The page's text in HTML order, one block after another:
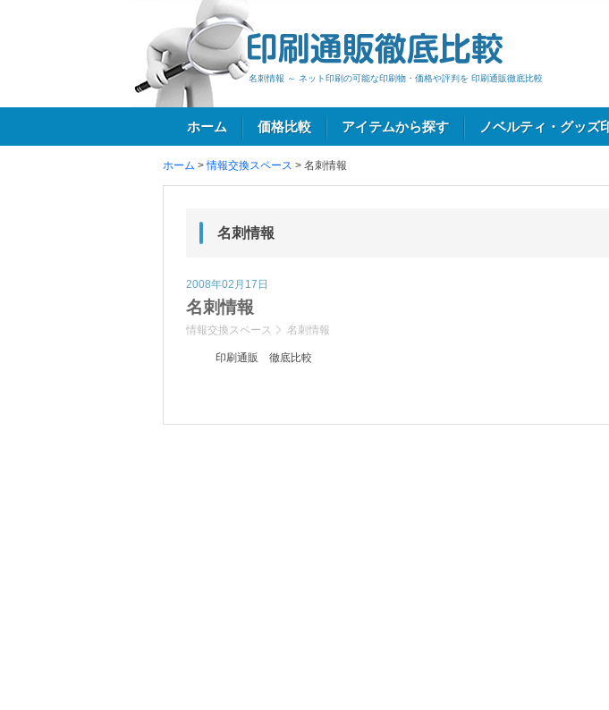
名刺情報 ～ ネット印刷の可能な印刷物・価格や評判を 印刷通販徹底比較
ホーム 価格比較 アイテムから探す ノベルティ・グッズ
ホーム >情報交換スペース > 名刺情報
名刺情報
2008年02月17日
名刺情報
情報交換スペース 名刺情報
印刷通販 徹底比較